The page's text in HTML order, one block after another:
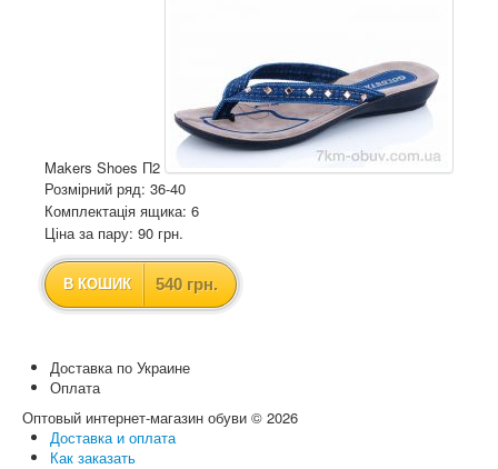
Makers Shoes П2
Розмірний ряд: 36-40
Комплектація ящика: 6
Ціна за пару: 90 грн.
В КОШИК 540 грн.
Доставка по Украине
Оплата
Оптовый интернет-магазин обуви © 2026
Доставка и оплата
Как заказать